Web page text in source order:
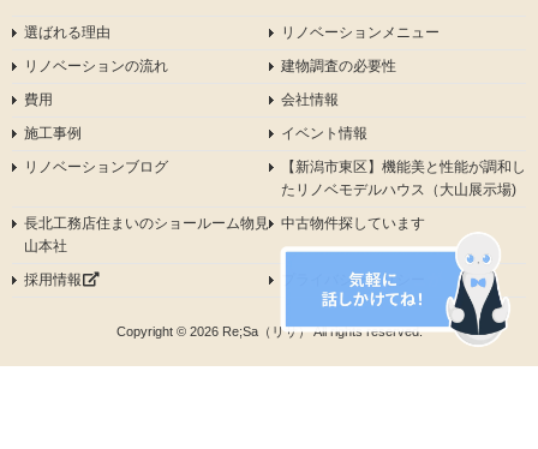
選ばれる理由
リノベーションメニュー
リノベーションの流れ
建物調査の必要性
費用
会社情報
施工事例
イベント情報
リノベーションブログ
【新潟市東区】機能美と性能が調和し
たリノベモデルハウス（大山展示場)
長北工務店住まいのショールーム物見
山本社
中古物件探しています
採用情報 プライバシーポリシー
Copyright © 2026 Re;Sa（リサ） All rights reserved.